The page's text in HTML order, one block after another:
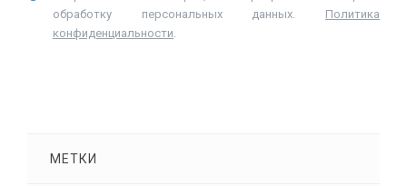
обработку персональных данных. Политика
конфиденциальности.
МЕТКИ